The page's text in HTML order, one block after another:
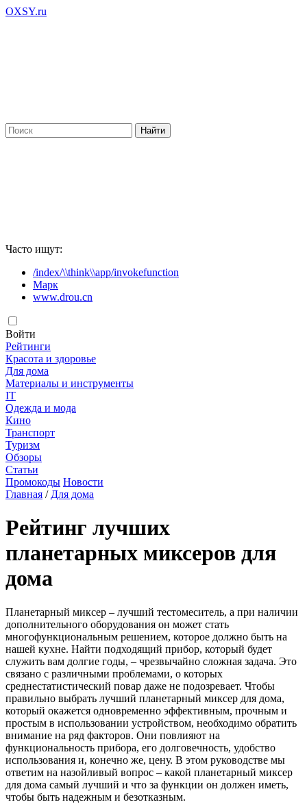
OXSY.ru
Часто ищут:
/index/\\think\\app/invokefunction
Марк
www.drou.cn
Войти
Рейтинги
Красота и здоровье
Для дома
Материалы и инструменты
IT
Одежда и мода
Кино
Транспорт
Туризм
Обзоры
Статьи
Промокоды Новости
Главная / Для дома
Рейтинг лучших
планетарных миксеров для
дома
Планетарный миксер – лучший тестомеситель, а при наличии
дополнительного оборудования он может стать
многофункциональным решением, которое должно быть на
нашей кухне. Найти подходящий прибор, который будет
служить вам долгие годы, – чрезвычайно сложная задача. Это
связано с различными проблемами, о которых
среднестатистический повар даже не подозревает. Чтобы
правильно выбрать лучший планетарный миксер для дома,
который окажется одновременно эффективным, прочным и
простым в использовании устройством, необходимо обратить
внимание на ряд факторов. Они повлияют на
функциональность прибора, его долговечность, удобство
использования и, конечно же, цену. В этом руководстве мы
ответим на назойливый вопрос – какой планетарный миксер
для дома самый лучший и что за функции он должен иметь,
чтобы быть надежным и безотказным.